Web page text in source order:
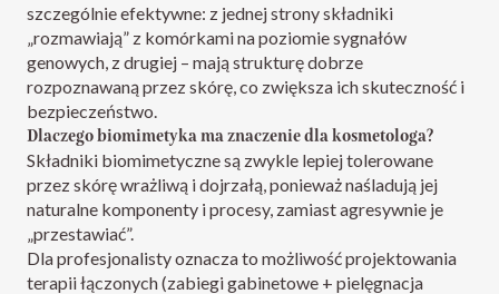
szczególnie efektywne: z jednej strony składniki
„rozmawiają” z komórkami na poziomie sygnałów
genowych, z drugiej – mają strukturę dobrze
rozpoznawaną przez skórę, co zwiększa ich skuteczność i
bezpieczeństwo.
Dlaczego biomimetyka ma znaczenie dla kosmetologa?
Składniki biomimetyczne są zwykle lepiej tolerowane
przez skórę wrażliwą i dojrzałą, ponieważ naśladują jej
naturalne komponenty i procesy, zamiast agresywnie je
„przestawiać”.
Dla profesjonalisty oznacza to możliwość projektowania
terapii łączonych (zabiegi gabinetowe + pielęgnacja